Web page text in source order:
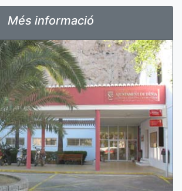
Més informació